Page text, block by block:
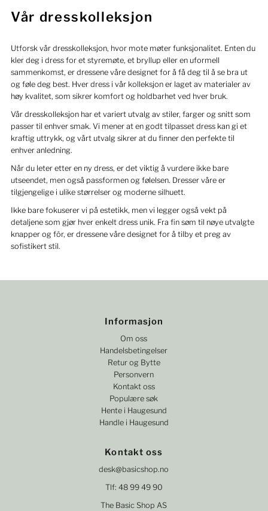
Vår dresskolleksjon
Utforsk vår dresskolleksjon, hvor mote møter funksjonalitet. Enten du
kler deg i dress for et styremøte, et bryllup eller en uformell
sammenkomst, er dressene våre designet for å få deg til å se bra ut
og føle deg best. Hver dress i vår kolleksjon er laget av materialer av
høy kvalitet, som sikrer komfort og holdbarhet ved hver bruk.
Vår dresskolleksjon har et variert utvalg av stiler, farger og snitt som
passer til enhver smak. Vi mener at en godt tilpasset dress kan gi et
kraftig uttrykk, og vårt utvalg sikrer at du finner den perfekte til
enhver anledning.
Når du leter etter en ny dress, er det viktig å vurdere ikke bare
utseendet, men også passformen og følelsen. Dresser våre er
tilgjengelige i ulike størrelser og moderne silhuett.
Ikke bare fokuserer vi på estetikk, men vi legger også vekt på
detaljene som gjør hver enkelt dress unik. Fra fin søm til nøye utvalgte
knapper og fôr, er dressene våre designet for å tilby et preg av
sofistikert stil.
Informasjon
Om oss
Handelsbetingelser
Retur og Bytte
Personvern
Kontakt oss
Populære søk
Hente i Haugesund
Handle i Haugesund
Kontakt oss
desk@basicshop.no
Tlf: 48 99 49 90
The Basic Shop AS